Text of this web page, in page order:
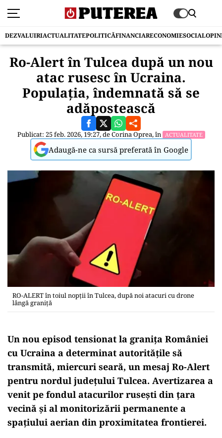
DEZVALUIRIACTUALITATEPOLITICĂFINANCIARECONOMIESOCIAL
Ro-Alert în Tulcea după un nou
atac rusesc în Ucraina.
Populația, îndemnată să se
adăpostească
Publicat: 25 feb. 2026, 19:27, deCorina Oprea, în ACTUALITATE
Adaugă-ne ca sursă preferată în Google
RO-ALERT în toiul nopții în Tulcea, după noi atacuri cu drone
lângă graniță
Un nou episod tensionat la granița României
cu Ucraina a determinat autoritățile să
transmită, miercuri seară, un mesaj Ro-Alert
pentru nordul județului Tulcea. Avertizarea a
venit pe fondul atacurilor rusești din țara
vecină și al monitorizării permanente a
spațiului aerian din proximitatea frontierei.